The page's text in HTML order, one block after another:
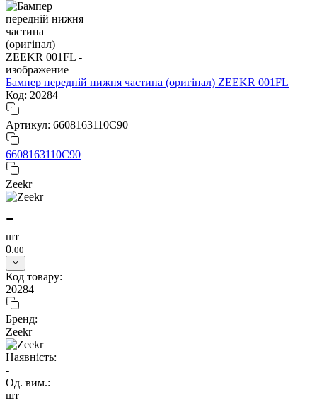
Бампер передній нижня частина (оригінал) ZEEKR 001FL
Код: 20284
Артикул: 6608163110C90
6608163110C90
Zeekr
-
шт
0.00
Код товару:
20284
Бренд:
Zeekr
Наявність:
-
Од. вим.:
шт